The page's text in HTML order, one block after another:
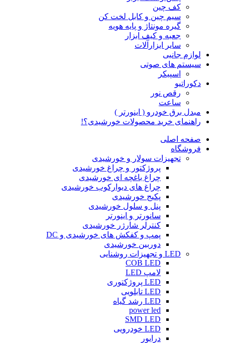
کف چین
سیم چین و کابل لخت کن
گیره مونتاژ و پایه هویه
جعبه و کیف ابزار
سایر ابزارآلات
لوازم جانبی
سیستم های صوتی
اسپیکر
دکوراتیو
رقص نور
ساعت
مبدل برق خودرو ( اینورتر )
راهنمای خرید محصولات خورشیدی؟!
صفحه اصلی
فروشگاه
تجهیزات سولار و خورشیدی
پروژکتور و چراغ خورشیدی
چراغ باغچه ای خورشیدی
چراغ های دیوارکوب خورشیدی
پکیج خورشیدی
پنل و سلول خورشیدی
سانورتر و اینورتر
کنترلر شارژر خورشیدی
پمپ و کفکش های خورشیدی و DC
دوربین خورشیدی
LED و تجهیزات روشنایی
COB LED
لامپ LED
LED پروژکتوری
LED تابلویی
LED رشد گیاه
power led
SMD LED
LED خودرویی
درایور